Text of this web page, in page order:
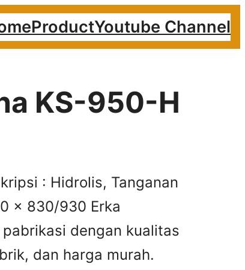
ProductYoutube Channel
KS-950-H
: Hidrolis, Tanganan
x 830/930 Erka
dengan kualitas
dan harga murah.